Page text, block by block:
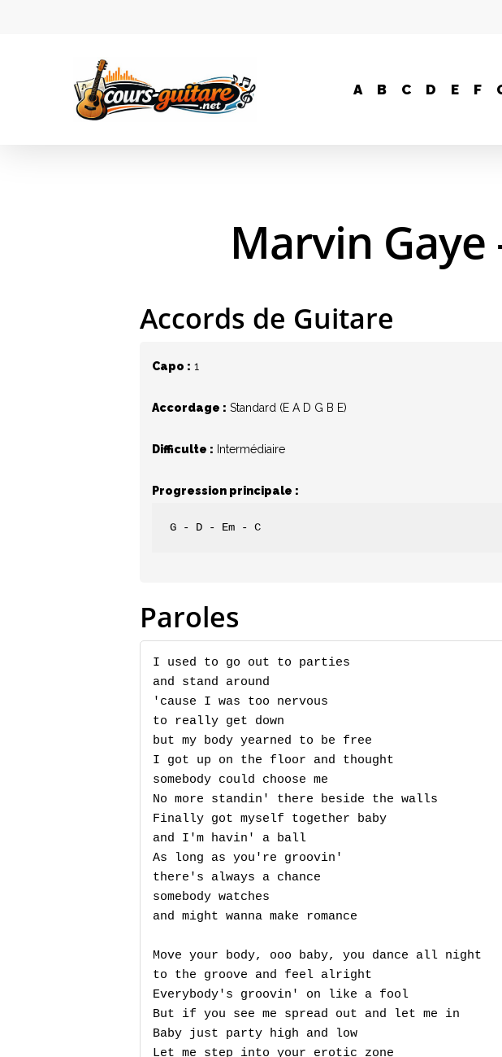
Hit enter to search or ESC to close
A B C D E F
Marvin Gaye
Accords de Guitare
Capo : 1
Accordage : Standard (E A D G B E)
Difficulte : Intermédiaire
Progression principale :
G - D - Em - C
Paroles
I used to go out to parties
and stand around
'cause I was too nervous
to really get down
but my body yearned to be free
I got up on the floor and thought
somebody could choose me
No more standin' there beside the walls
Finally got myself together baby
and I'm havin' a ball
As long as you're groovin'
there's always a chance
somebody watches
and might wanna make romance
Move your body, ooo baby, you dance all night
to the groove and feel alright
Everybody's groovin' on like a fool
But if you see me spread out and let me in
Baby just party high and low
Let me step into your erotic zone